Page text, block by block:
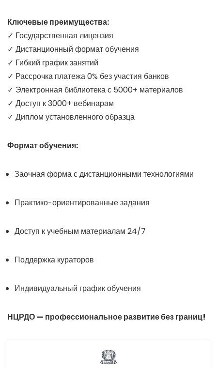
Ключевые преимущества:
✓ Государственная лицензия
✓ Дистанционный формат обучения
✓ Гибкий график занятий
✓ Рассрочка платежа 0% без участия банков
✓ Электронная библиотека с 5000+ материалов
✓ Доступ к 3000+ вебинарам
✓ Диплом установленного образца
Формат обучения:
Заочная форма с дистанционными технологиями
Практико-ориентированные задания
Доступ к учебным материалам 24/7
Поддержка кураторов
Индивидуальный график обучения
НЦРДО — профессиональное развитие без границ!